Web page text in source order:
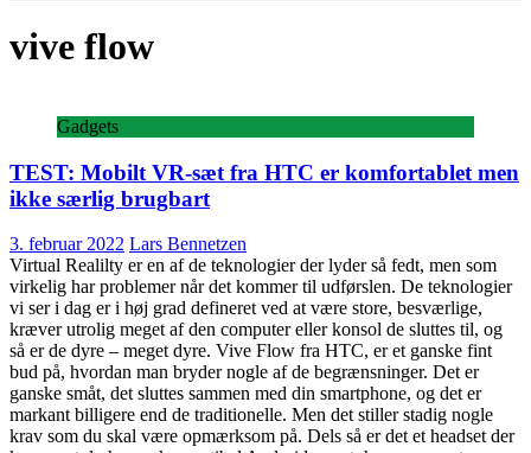
vive flow
Gadgets
TEST: Mobilt VR-sæt fra HTC er komfortablet men
ikke særlig brugbart
3. februar 2022 Lars Bennetzen
Virtual Realilty er en af de teknologier der lyder så fedt, men som
virkelig har problemer når det kommer til udførslen. De teknologier
vi ser i dag er i høj grad defineret ved at være store, besværlige,
kræver utrolig meget af den computer eller konsol de sluttes til, og
så er de dyre – meget dyre. Vive Flow fra HTC, er et ganske fint
bud på, hvordan man bryder nogle af de begrænsninger. Det er
ganske småt, det sluttes sammen med din smartphone, og det er
markant billigere end de traditionelle. Men det stiller stadig nogle
krav som du skal være opmærksom på. Dels så er det et headset der